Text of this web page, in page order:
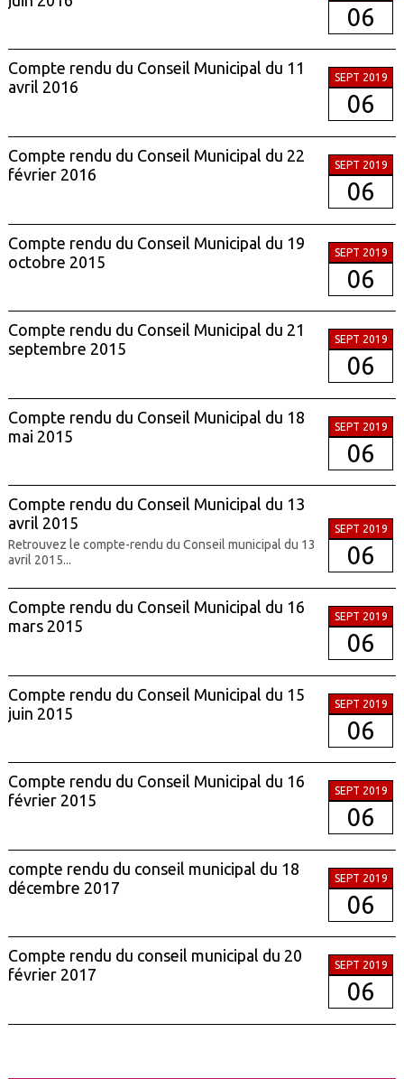
06
Compte rendu du Conseil Municipal du 11
avril 2016
SEPT 2019
06
Compte rendu du Conseil Municipal du 22
février 2016
SEPT 2019
06
Compte rendu du Conseil Municipal du 19
octobre 2015
SEPT 2019
06
Compte rendu du Conseil Municipal du 21
septembre 2015
SEPT 2019
06
Compte rendu du Conseil Municipal du 18
mai 2015
SEPT 2019
06
Compte rendu du Conseil Municipal du 13
avril 2015
Retrouvez le compte-rendu du Conseil municipal du 13
avril 2015...
SEPT 2019
06
Compte rendu du Conseil Municipal du 16
mars 2015
SEPT 2019
06
Compte rendu du Conseil Municipal du 15
juin 2015
SEPT 2019
06
Compte rendu du Conseil Municipal du 16
février 2015
SEPT 2019
06
compte rendu du conseil municipal du 18
décembre 2017
SEPT 2019
06
Compte rendu du conseil municipal du 20
février 2017
SEPT 2019
06